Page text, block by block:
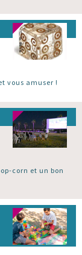
vous amuser !
corn et un bon